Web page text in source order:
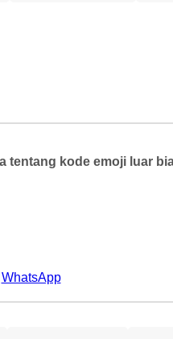
tentang kode emoji luar
WhatsApp